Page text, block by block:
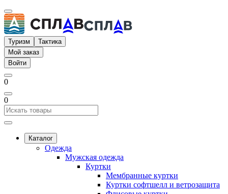
Туризм
Тактика
Мой заказ
Войти
0
0
Каталог
Одежда
Мужская одежда
Куртки
Мембранные куртки
Куртки софтшелл и ветрозащита